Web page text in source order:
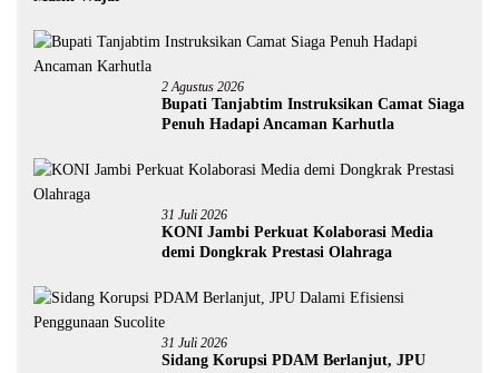
2 Agustus 2026
Bupati Tanjabtim Instruksikan Camat Siaga
Penuh Hadapi Ancaman Karhutla
31 Juli 2026
KONI Jambi Perkuat Kolaborasi Media
demi Dongkrak Prestasi Olahraga
31 Juli 2026
Sidang Korupsi PDAM Berlanjut, JPU